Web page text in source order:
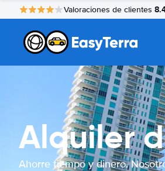
Valoraciones de clientes
Alquiler
Ahorre tiempo y dinero.